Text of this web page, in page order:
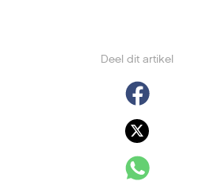
Deel dit artikel